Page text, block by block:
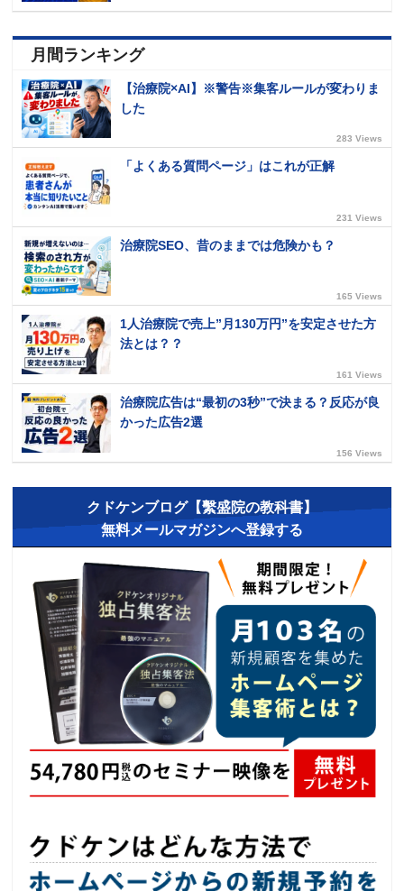
月間ランキング
【治療院×AI】※警告※集客ルールが変わりま
した
283 Views
「よくある質問ページ」はこれが正解
231 Views
治療院SEO、昔のままでは危険かも？
165 Views
1人治療院で売上”月130万円”を安定させた方
法とは？？
161 Views
治療院広告は“最初の3秒”で決まる？反応が良
かった広告2選
156 Views
クドケンブログ【繫盛院の教科書】
無料メールマガジンへ登録する